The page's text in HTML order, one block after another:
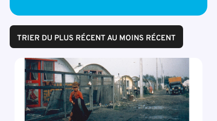
TRIER DU PLUS RÉCENT AU MOINS RÉCENT